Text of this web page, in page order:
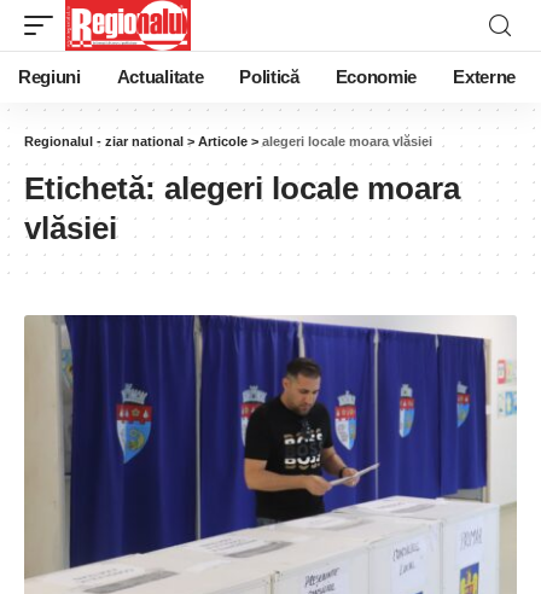
Regiuni Actualitate Politică Economie Externe
Regionalul - ziar national > Articole > alegeri locale moara vlăsiei
Etichetă: alegeri locale moara
vlăsiei